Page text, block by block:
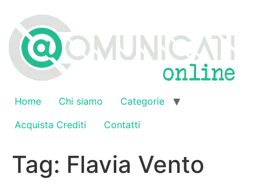
contenuto
Home Chi siamo
Categorie
Acquista Crediti
Contatti
Tag: Flavia Vento